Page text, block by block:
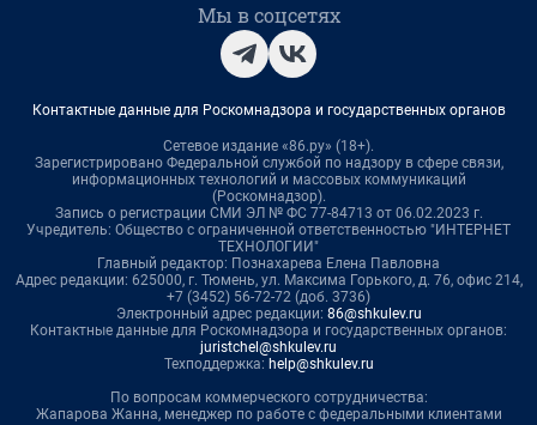
Мы в соцсетях
Контактные данные для Роскомнадзора и государственных органов
Сетевое издание «86.ру» (18+).
Зарегистрировано Федеральной службой по надзору в сфере связи,
информационных технологий и массовых коммуникаций
(Роскомнадзор).
Запись о регистрации СМИ ЭЛ № ФС 77-84713 от 06.02.2023 г.
Учредитель: Общество с ограниченной ответственностью "ИНТЕРНЕТ
ТЕХНОЛОГИИ"
Главный редактор: Познахарева Елена Павловна
Адрес редакции: 625000, г. Тюмень, ул. Максима Горького, д. 76, офис 214,
+7 (3452) 56-72-72 (доб. 3736)
Электронный адрес редакции: 86@shkulev.ru
Контактные данные для Роскомнадзора и государственных органов:
juristchel@shkulev.ru
Техподдержка: help@shkulev.ru
По вопросам коммерческого сотрудничества:
Жапарова Жанна, менеджер по работе с федеральными клиентами